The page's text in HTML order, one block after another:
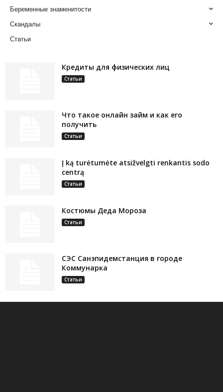
Беременные знаменитости
Скандалы
Статьи
Кредиты для физических лиц
Статьи
Что такое онлайн займ и как его
получить
Статьи
Į ką turėtumėte atsižvelgti renkantis sodo
centrą
Статьи
Костюмы Деда Мороза
Статьи
СЭС Санэпидемстанция в городе
Коммунарка
Статьи